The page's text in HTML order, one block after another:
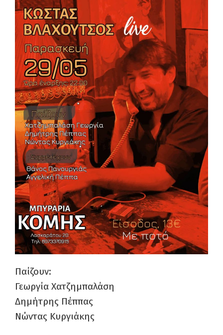
Παίζουν:
Γεωργία Χατζημπαλάση
Δημήτρης Πέππας
Νώντας Κυργιάκης